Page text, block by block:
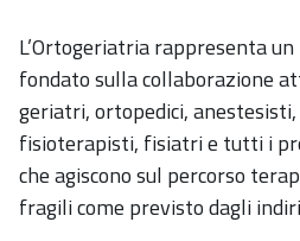
L’Ortogeriatria rappresenta
fondato sulla collaborazione
geriatri, ortopedici,
fisioterapisti, fisiatri e tutti i
che agiscono sul percorso
fragili come previsto dagli